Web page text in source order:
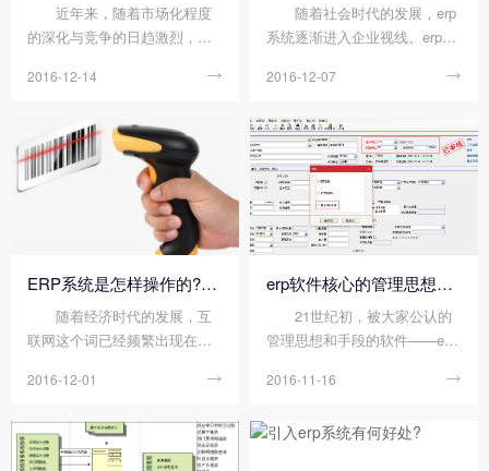
近年来，随着市场化程度
的深化与竞争的日趋激烈，企
入一套现代化的管理软件，使
化，它更重要的是要对企业传
统的经营方式进行根本性的变
革，使其更加合理化、科学
化，从而大幅度地提高企业的
经营效益。可以毫不夸张地
说，企业应用ERP后效益的提
高，一方面是来自于乐投体育
身，另一方面就是得益于业务
流程重组。
2016-12-14 
随着社会时代的发展，erp
系统逐渐进入企业视线。erp系
高企业的运转效率，并且可以
以便创造更大的利润。
2016-12-07 
ERP系统是怎样操作的?操作的方法是什么?
随着经济时代的发展，互
联网这个词已经频繁出现在我
用得如鱼得水。而ERP系统作
P系统在企业中实施成功，我们
必须要对ERP系统功能有足够
2016-12-01 
erp软件核心的管理思想、理念、功能
21世纪初，被大家公认的
管理思想和手段的软件——er
运行提供手段。一套现代的企
是为了将企业业务信息化，要
2016-11-16 